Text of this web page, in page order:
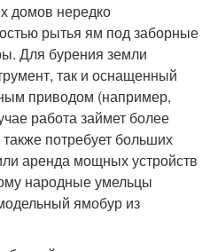
домов нередко
рытья ям под заборные
Для бурения земли
так и оснащенный
приводом (например,
работа займет более
потребует больших
аренда мощных устройств
народные умельцы
ямобур из